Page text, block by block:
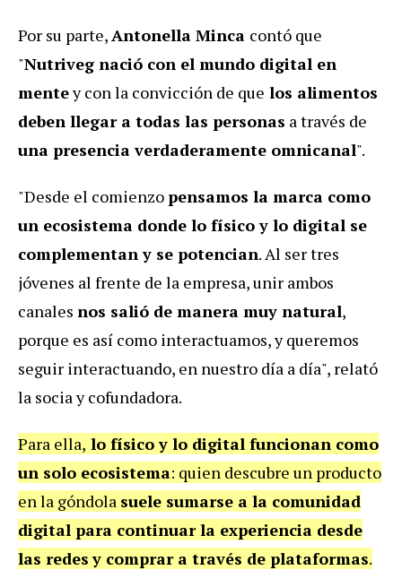
Por su parte,Antonella Minca contó que
"Nutriveg nació con el mundo digital en
mentey con la convicción de que los alimentos
deben llegar a todas las personas a través de
una presencia verdaderamente omnicanal".
"Desde el comienzopensamos la marca como
un ecosistema donde lo físico y lo digital se
complementan y se potencian. Al ser tres
jóvenes al frente de la empresa, unir ambos
canales nos salió de manera muy natural,
porque es así como interactuamos, y queremos
seguir interactuando, en nuestro día a día", relató
la socia y cofundadora.
Para ella, lo físico y lo digital funcionan como
un solo ecosistema: quien descubre un producto
en la góndola suele sumarse a la comunidad
digital para continuar la experiencia desde
las redes y comprar a través de plataformas.